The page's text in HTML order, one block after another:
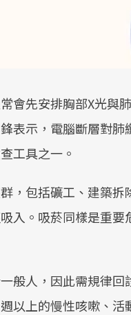
會先安排胸部X光與
表示，電腦斷層對肺
工具之一。
，包括礦工、建築拆
入。吸菸同樣是重要
般人，因此需規律回
以上的慢性咳嗽、活